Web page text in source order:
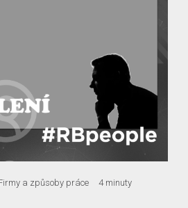
a způsoby práce
4 minuty